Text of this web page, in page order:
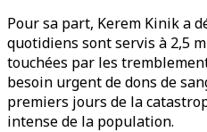
Pour sa part, Kerem Kinik a
quotidiens sont servis à 2,5
touchées par les
besoin urgent de dons de
premiers jours de la
intense de la population.